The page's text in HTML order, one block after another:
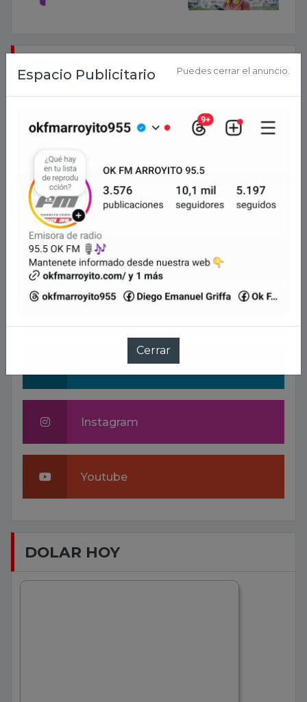
COMENTARIOS
NUESTRAS REDES
Facebook
Whatsapp
Instagram
Youtube
DOLAR HOY